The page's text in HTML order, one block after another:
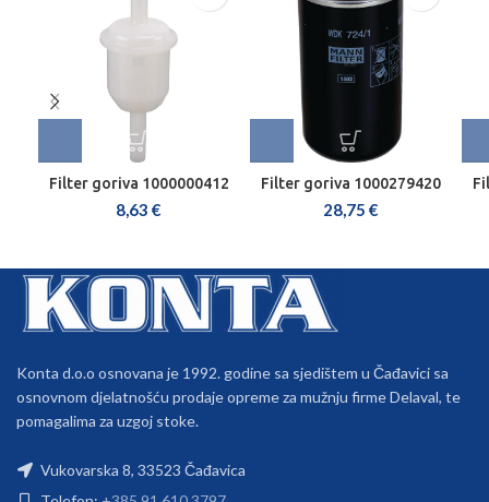
Filter goriva 1000000412
8,63 €
Filter goriva 1000279420
28,75 €
Konta d.o.o osnovana je 1992. godine sa sjedištem u Čađavici sa
osnovnom djelatnošću prodaje opreme za mužnju firme Delaval, te
pomagalima za uzgoj stoke.
Vukovarska 8, 33523 Čađavica